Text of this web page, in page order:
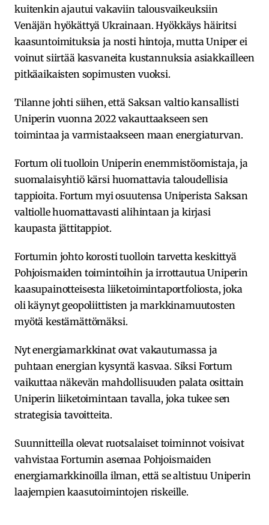
kuitenkin ajautui vakaviin talousvaikeuksiin
Venäjän hyökättyä Ukrainaan. Hyökkäys häiritsi
kaasuntoimituksia ja nosti hintoja, mutta Uniper ei
voinut siirtää kasvaneita kustannuksia asiakkailleen
pitkäaikaisten sopimusten vuoksi.
Tilanne johti siihen, että Saksan valtio kansallisti
Uniperin vuonna 2022 vakauttaakseen sen
toimintaa ja varmistaakseen maan energiaturvan.
Fortum oli tuolloin Uniperin enemmistöomistaja, ja
suomalaisyhtiö kärsi huomattavia taloudellisia
tappioita. Fortum myi osuutensa Uniperista Saksan
valtiolle huomattavasti alihintaan ja kirjasi
kaupasta jättitappiot.
Fortumin johto korosti tuolloin tarvetta keskittyä
Pohjoismaiden toimintoihin ja irrottautua Uniperin
kaasupainotteisesta liiketoimintaportfoliosta, joka
oli käynyt geopoliittisten ja markkinamuutosten
myötä kestämättömäksi.
Nyt energiamarkkinat ovat vakautumassa ja
puhtaan energian kysyntä kasvaa. Siksi Fortum
vaikuttaa näkevän mahdollisuuden palata osittain
Uniperin liiketoimintaan tavalla, joka tukee sen
strategisia tavoitteita.
Suunnitteilla olevat ruotsalaiset toiminnot voisivat
vahvistaa Fortumin asemaa Pohjoismaiden
energiamarkkinoilla ilman, että se altistuu Uniperin
laajempien kaasutoimintojen riskeille.